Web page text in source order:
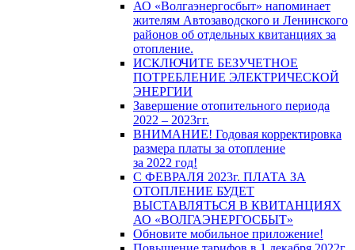
АО «Волгаэнергосбыт» напоминает
жителям Автозаводского и Ленинского
районов об отдельных квитанциях за
отопление.
ИСКЛЮЧИТЕ БЕЗУЧЕТНОЕ
ПОТРЕБЛЕНИЕ ЭЛЕКТРИЧЕСКОЙ
ЭНЕРГИИ
Завершение отопительного периода
2022 – 2023гг.
ВНИМАНИЕ! Годовая корректировка
размера платы за отопление
за 2022 год!
С ФЕВРАЛЯ 2023г. ПЛАТА ЗА
ОТОПЛЕНИЕ БУДЕТ
ВЫСТАВЛЯТЬСЯ В КВИТАНЦИЯХ
АО «ВОЛГАЭНЕРГОСБЫТ»
Обновите мобильное приложение!